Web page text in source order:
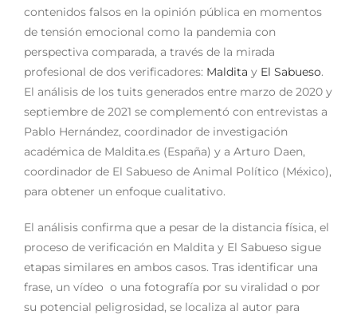
contenidos falsos en la opinión pública en momentos
de tensión emocional como la pandemia con
perspectiva comparada, a través de la mirada
profesional de dos verificadores: Maldita y El Sabueso.
El análisis de los tuits generados entre marzo de 2020 y
septiembre de 2021 se complementó con entrevistas a
Pablo Hernández, coordinador de investigación
académica de Maldita.es (España) y a Arturo Daen,
coordinador de El Sabueso de Animal Político (México),
para obtener un enfoque cualitativo.
El análisis confirma que a pesar de la distancia física, el
proceso de verificación en Maldita y El Sabueso sigue
etapas similares en ambos casos. Tras identificar una
frase, un vídeo o una fotografía por su viralidad o por
su potencial peligrosidad, se localiza al autor para